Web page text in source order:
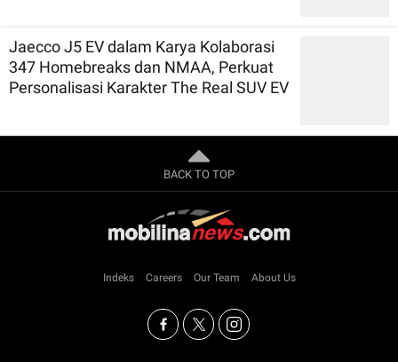
Jaecco J5 EV dalam Karya Kolaborasi
347 Homebreaks dan NMAA, Perkuat
Personalisasi Karakter The Real SUV EV
BACK TO TOP
Indeks Careers Our Team About Us